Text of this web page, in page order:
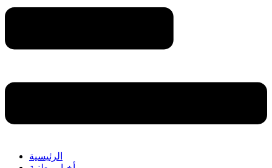
الرئيسية